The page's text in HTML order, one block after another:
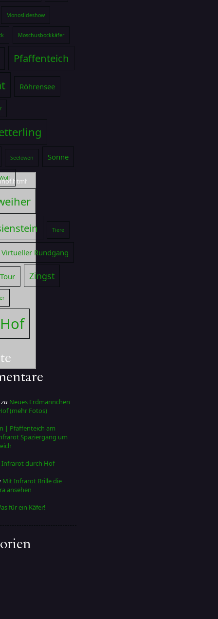
Monoslideshow
Moschusbockkäfer
Pfaffenteich
Röhrensee
Seelöwen Sonne
Tiere
Virtueller Rundgang
Zingst
zu Neues Erdmännchen
(mehr Fotos)
| Pfaffenteich am
Spaziergang um
Infrarot durch Hof
Mit Infrarot Brille die
ansehen
für ein Käfer!